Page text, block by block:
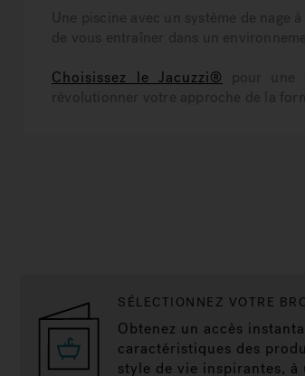
Une piscine avec un système de nage
de vous entraîner dans un
Choisissez le Jacuzzi® pour une
révolutionner votre approche de la
SÉLECTIONNEZ VOTRE
Obtenez un accès
caractéristiques des
style de vie inspirantes, à